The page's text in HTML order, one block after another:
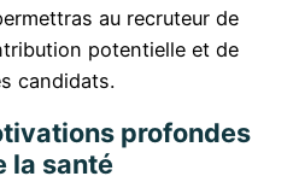
au recruteur de
potentielle et de
candidats.
profondes
la santé